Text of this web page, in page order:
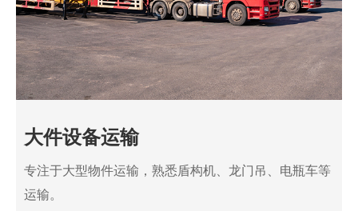
大件设备运输
专注于大型物件运输，熟悉盾构机、龙门吊、电瓶车等
运输。